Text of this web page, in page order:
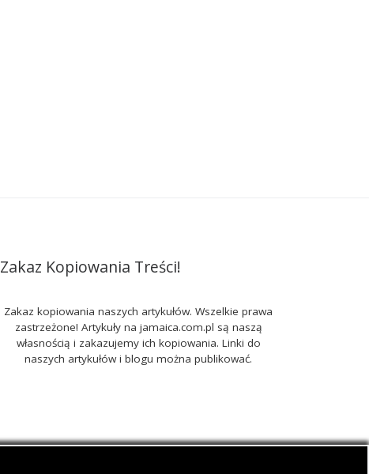
Zakaz Kopiowania Treści!
Zakaz kopiowania naszych artykułów. Wszelkie prawa
zastrzeżone! Artykuły na jamaica.com.pl są naszą
własnością i zakazujemy ich kopiowania. Linki do
naszych artykułów i blogu można publikować.